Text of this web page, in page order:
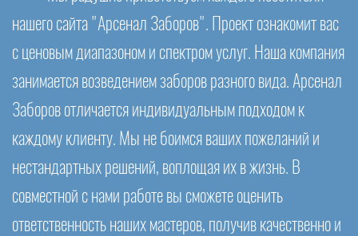
нашего сайта "Арсенал Заборов". Проект ознакомит вас
с ценовым диапазоном и спектром услуг. Наша компания
занимается возведением заборов разного вида. Арсенал
Заборов отличается индивидуальным подходом к
каждому клиенту. Мы не боимся ваших пожеланий и
нестандартных решений, воплощая их в жизнь. В
совместной с нами работе вы сможете оценить
ответственность наших мастеров, получив качественно и